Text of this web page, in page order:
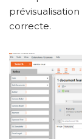
correcte.